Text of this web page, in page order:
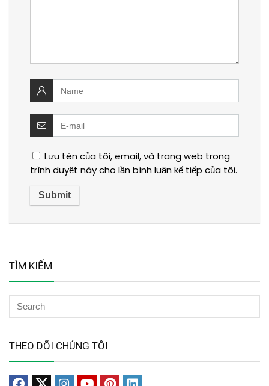
Lưu tên của tôi, email, và trang web trong
trình duyệt này cho lần bình luận kế tiếp của tôi.
TÌM KIẾM
THEO DÕI CHÚNG TÔI